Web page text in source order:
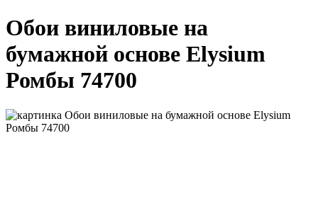
Обои виниловые на
бумажной основе Elysium
Ромбы 74700